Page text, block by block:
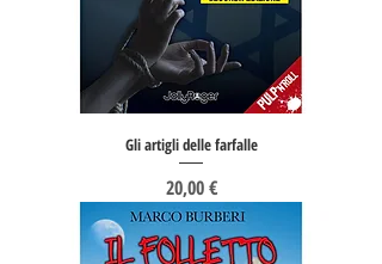
Gli artigli delle farfalle
Prezzo
20,00 €